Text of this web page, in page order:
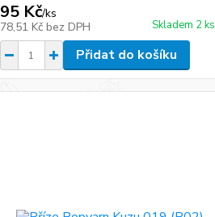
95 Kč/ks
78,51 Kč bez DPH Skladem 2 ks
Přidat do košíku